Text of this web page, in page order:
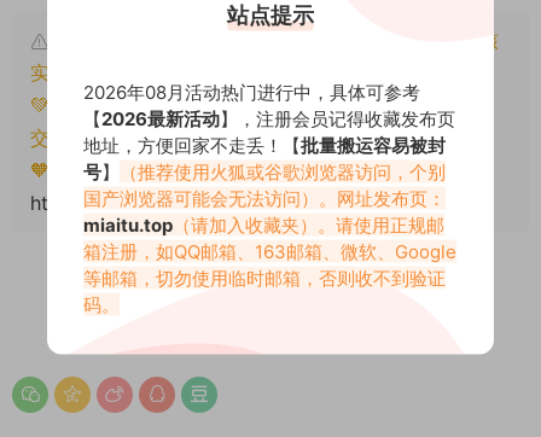
本文资源仅供个人参考学习，请勿批量搬运，一经核
实将封禁账号权限！
💚本文资源均来源网友分享，若侵犯了您的权益可以提
交工单处理。
🧡转载请注明出处！原文链接：
https://miaitu.cc/81147.html
站点提示
2026年08月活动热门进行中，具体可参考
【2026最新活动】，注册会员记得收藏发布页
地址，方便回家不走丢！【批量搬运容易被封
号】
（推荐使用火狐或谷歌浏览器访问，个别
国产浏览器可能会无法访问）。网址发布页：
miaitu.top （请加入收藏夹）。请使用正规邮
箱注册，如QQ邮箱、163邮箱、微软、Google
等邮箱，切勿使用临时邮箱，否则收不到验证
码。